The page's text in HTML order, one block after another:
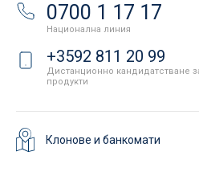
0700 1 17 17
Национална линия
+3592 811 20 99
Дистанционно кандидатстване
продукти
Клонове и банкомати